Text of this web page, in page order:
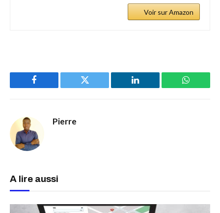
Voir sur Amazon
Facebook Twitter LinkedIn
Pierre
A lire aussi